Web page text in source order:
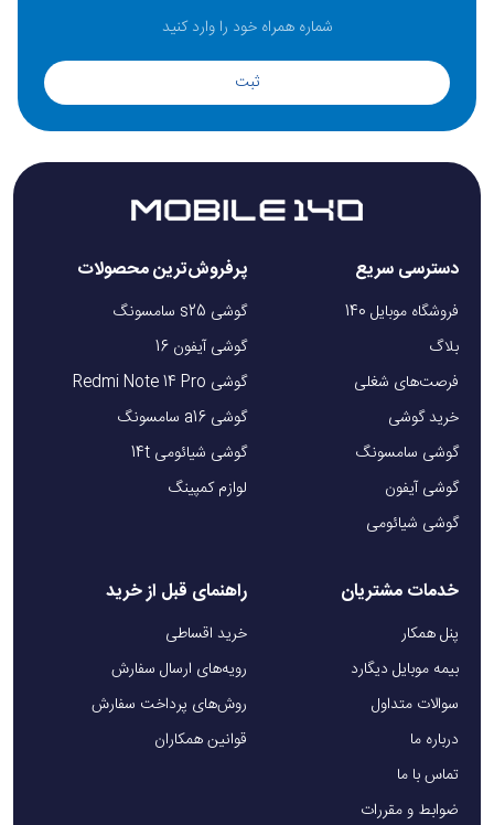
ثبت
دسترسی سریع
فروشگاه موبایل 140
بلاگ
فرصت‌های شغلی
خرید گوشی
گوشی سامسونگ
گوشی آیفون
گوشی شیائومی
پرفروش‌ترین محصولات
گوشی s25 سامسونگ
گوشی آیفون 16
گوشی Redmi Note 14 Pro
گوشی a16 سامسونگ
گوشی شیائومی 14t
لوازم کمپینگ
خدمات مشتریان
پنل همکار
بیمه موبایل دیگارد
سوالات متداول
درباره ما
تماس با ما
ضوابط و مقررات
راهنمای قبل از خرید
خرید اقساطی
رویه‌های ارسال سفارش
روش‌های پرداخت سفارش
قوانین همکاران